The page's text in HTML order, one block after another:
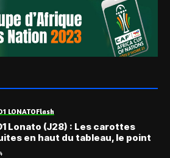
LONATOFlash
Lonato (J28) : Les carottes
en haut du tableau, le point